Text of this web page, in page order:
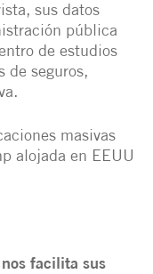
sus datos
pública
de estudios
de seguros,
masivas
alojada en EEUU
nos facilita sus